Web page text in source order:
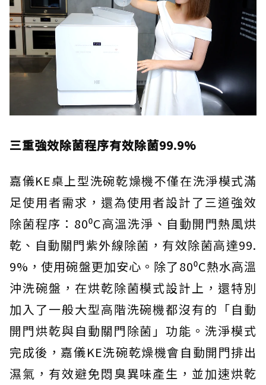
三重強效除菌程序有效除菌99.9%
嘉儀KE桌上型洗碗乾燥機不僅在洗淨模式滿
足使用者需求，還為使用者設計了三道強效
除菌程序：80⁰C高溫洗淨、自動開門熱風烘
乾、自動關門紫外線除菌，有效除菌高達99.
9%，使用碗盤更加安心。除了80⁰C熱水高溫
沖洗碗盤，在烘乾除菌模式設計上，還特別
加入了一般大型高階洗碗機都沒有的「自動
開門烘乾與自動關門除菌」功能。洗淨模式
完成後，嘉儀KE洗碗乾燥機會自動開門排出
濕氣，有效避免悶臭異味產生，並加速烘乾